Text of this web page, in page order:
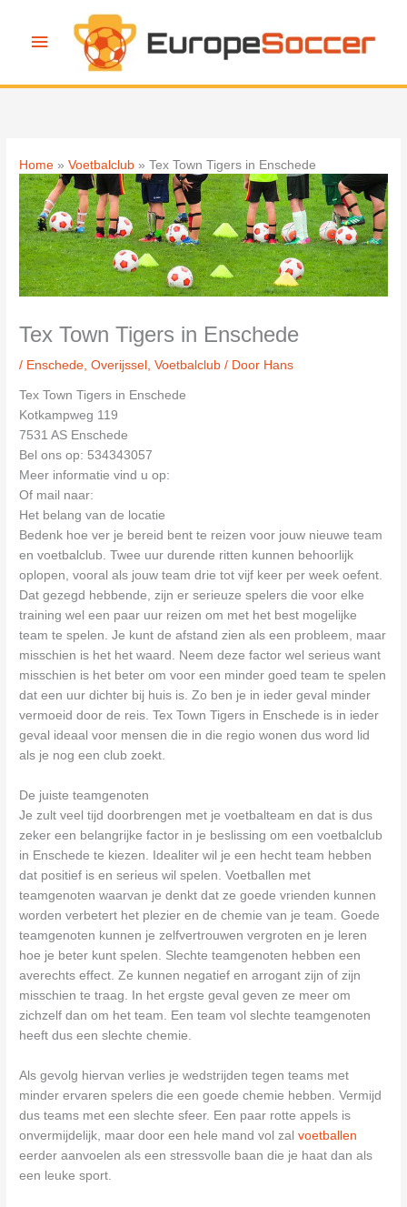
Hoofdmenu
Home Voetbalclub Tex Town Tigers in Enschede
Tex Town Tigers in Enschede
/ Enschede ,Overijssel ,Voetbalclub / Door Hans
Tex Town Tigers in Enschede
Kotkampweg 119
7531 AS Enschede
Bel ons op: 534343057
Meer informatie vind u op:
Of mail naar:
Het belang van de locatie
Bedenk hoe ver je bereid bent te reizen voor jouw nieuwe team
en voetbalclub. Twee uur durende ritten kunnen behoorlijk
oplopen, vooral als jouw team drie tot vijf keer per week oefent.
Dat gezegd hebbende, zijn er serieuze spelers die voor elke
training wel een paar uur reizen om met het best mogelijke
team te spelen. Je kunt de afstand zien als een probleem, maar
misschien is het het waard. Neem deze factor wel serieus want
misschien is het beter om voor een minder goed team te spelen
dat een uur dichter bij huis is. Zo ben je in ieder geval minder
vermoeid door de reis. Tex Town Tigers in Enschede is in ieder
geval ideaal voor mensen die in die regio wonen dus word lid
als je nog een club zoekt.
De juiste teamgenoten
Je zult veel tijd doorbrengen met je voetbalteam en dat is dus
zeker een belangrijke factor in je beslissing om een voetbalclub
in Enschede te kiezen. Idealiter wil je een hecht team hebben
dat positief is en serieus wil spelen. Voetballen met
teamgenoten waarvan je denkt dat ze goede vrienden kunnen
worden verbetert het plezier en de chemie van je team. Goede
teamgenoten kunnen je zelfvertrouwen vergroten en je leren
hoe je beter kunt spelen. Slechte teamgenoten hebben een
averechts effect. Ze kunnen negatief en arrogant zijn of zijn
misschien te traag. In het ergste geval geven ze meer om
zichzelf dan om het team. Een team vol slechte teamgenoten
heeft dus een slechte chemie.
Als gevolg hiervan verlies je wedstrijden tegen teams met
minder ervaren spelers die een goede chemie hebben. Vermijd
dus teams met een slechte sfeer. Een paar rotte appels is
onvermijdelijk, maar door een hele mand vol zalvoetballen
eerder aanvoelen als een stressvolle baan die je haat dan als
een leuke sport.